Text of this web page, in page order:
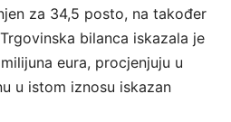
za 34,5 posto, na također
bilanca iskazala je
eura, procjenjuju u
u istom iznosu iskazan